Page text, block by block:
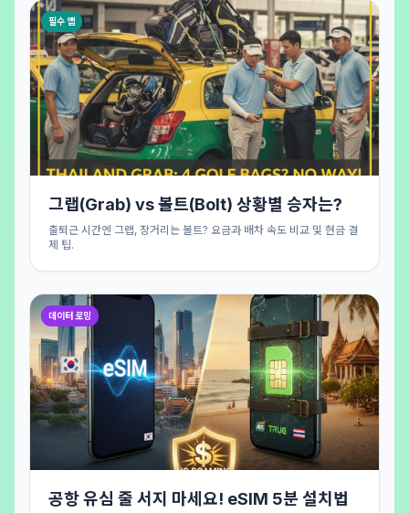
필수 앱
그랩(Grab) vs 볼트(Bolt) 상황별 승자는?
출퇴근 시간엔 그랩, 장거리는 볼트? 요금과 배차 속도 비교 및 현금 결
제 팁.
데이터 로밍
공항 유심 줄 서지 마세요! eSIM 5분 설치법